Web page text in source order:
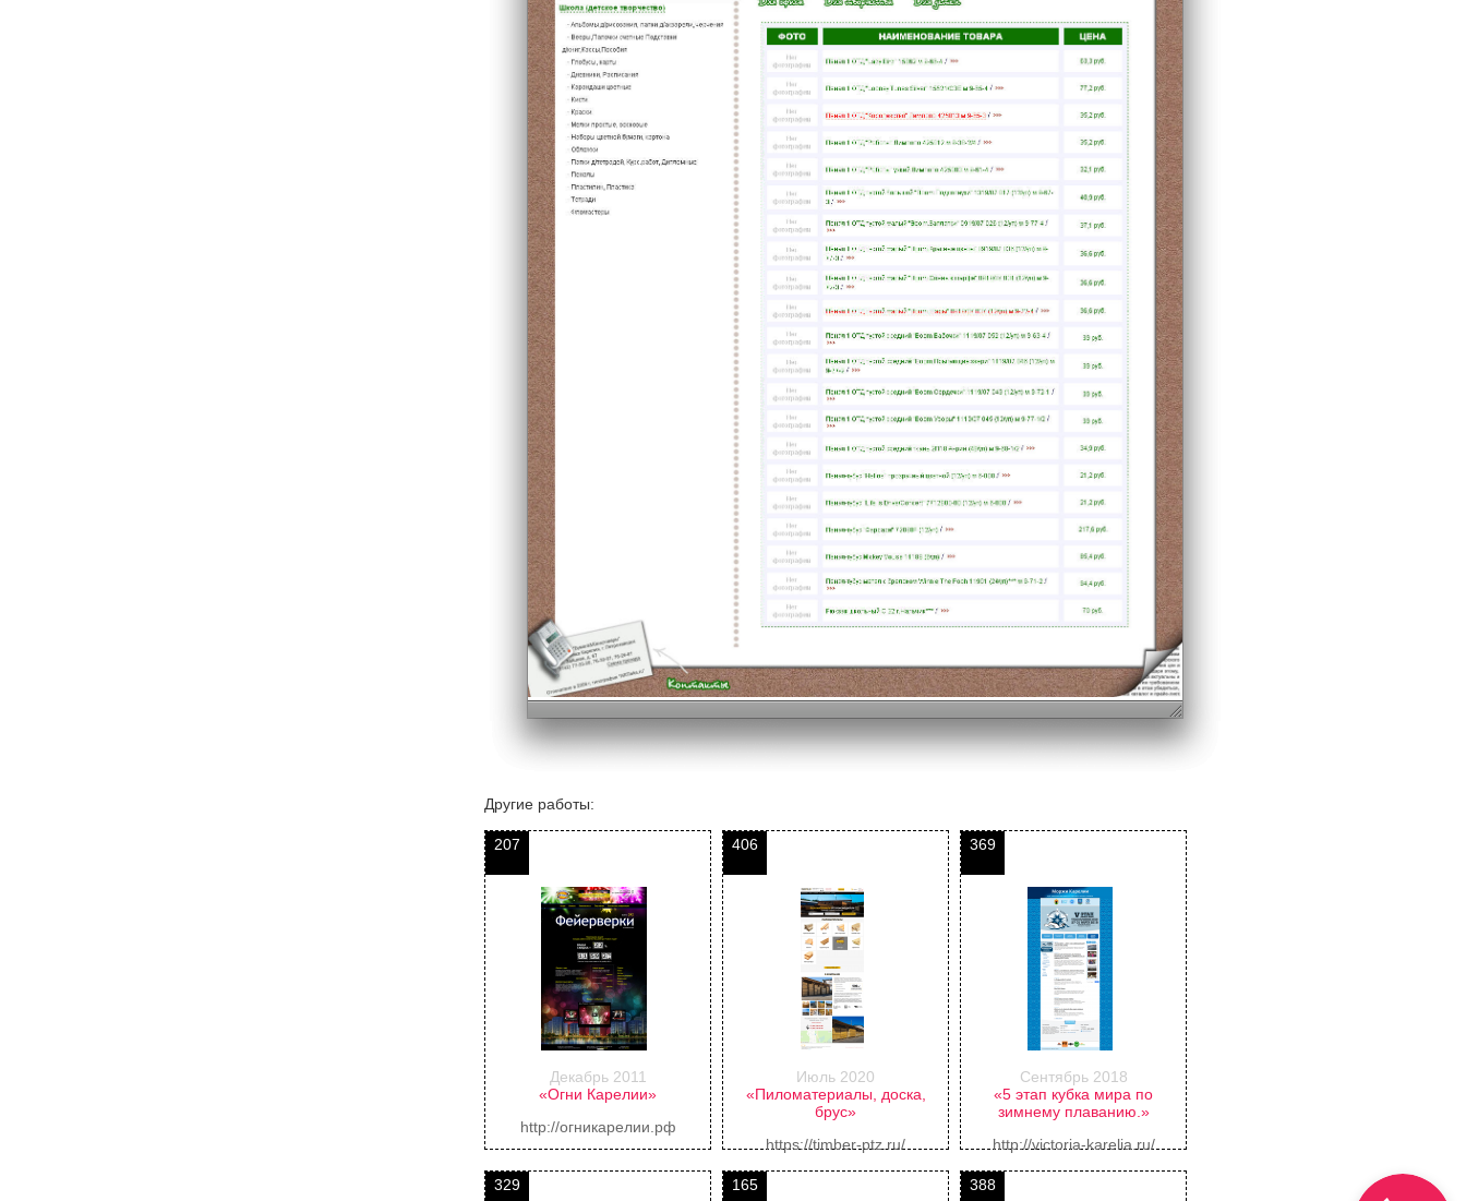
Другие работы:
207
Декабрь 2011
«Огни Карелии»
http://огникарелии.рф
406
Июль 2020
«Пиломатериалы, доска,
брус»
https://timber-ptz.ru/
369
Сентябрь 2018
«5 этап кубка мира по
зимнему плаванию.»
http://victoria-karelia.ru/
329 165 388